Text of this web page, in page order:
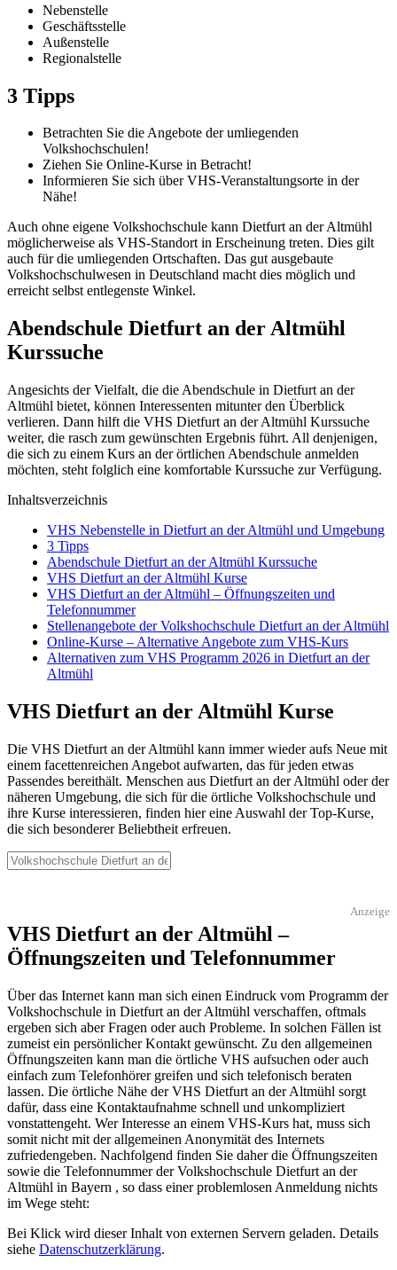
Nebenstelle
Geschäftsstelle
Außenstelle
Regionalstelle
3 Tipps
Betrachten Sie die Angebote der umliegenden
Volkshochschulen!
Ziehen Sie Online-Kurse in Betracht!
Informieren Sie sich über VHS-Veranstaltungsorte in der
Nähe!
Auch ohne eigene Volkshochschule kann Dietfurt an der Altmühl
möglicherweise als VHS-Standort in Erscheinung treten. Dies gilt
auch für die umliegenden Ortschaften. Das gut ausgebaute
Volkshochschulwesen in Deutschland macht dies möglich und
erreicht selbst entlegenste Winkel.
Abendschule Dietfurt an der Altmühl
Kurssuche
Angesichts der Vielfalt, die die Abendschule in Dietfurt an der
Altmühl bietet, können Interessenten mitunter den Überblick
verlieren. Dann hilft die VHS Dietfurt an der Altmühl Kurssuche
weiter, die rasch zum gewünschten Ergebnis führt. All denjenigen,
die sich zu einem Kurs an der örtlichen Abendschule anmelden
möchten, steht folglich eine komfortable Kurssuche zur Verfügung.
Inhaltsverzeichnis
VHS Nebenstelle in Dietfurt an der Altmühl und Umgebung
3 Tipps
Abendschule Dietfurt an der Altmühl Kurssuche
VHS Dietfurt an der Altmühl Kurse
VHS Dietfurt an der Altmühl – Öffnungszeiten und
Telefonnummer
Stellenangebote der Volkshochschule Dietfurt an der Altmühl
Online-Kurse – Alternative Angebote zum VHS-Kurs
Alternativen zum VHS Programm 2026 in Dietfurt an der
Altmühl
VHS Dietfurt an der Altmühl Kurse
Die VHS Dietfurt an der Altmühl kann immer wieder aufs Neue mit
einem facettenreichen Angebot aufwarten, das für jeden etwas
Passendes bereithält. Menschen aus Dietfurt an der Altmühl oder der
näheren Umgebung, die sich für die örtliche Volkshochschule und
ihre Kurse interessieren, finden hier eine Auswahl der Top-Kurse,
die sich besonderer Beliebtheit erfreuen.
Anzeige
VHS Dietfurt an der Altmühl –
Öffnungszeiten und Telefonnummer
Über das Internet kann man sich einen Eindruck vom Programm der
Volkshochschule in Dietfurt an der Altmühl verschaffen, oftmals
ergeben sich aber Fragen oder auch Probleme. In solchen Fällen ist
zumeist ein persönlicher Kontakt gewünscht. Zu den allgemeinen
Öffnungszeiten kann man die örtliche VHS aufsuchen oder auch
einfach zum Telefonhörer greifen und sich telefonisch beraten
lassen. Die örtliche Nähe der VHS Dietfurt an der Altmühl sorgt
dafür, dass eine Kontaktaufnahme schnell und unkompliziert
vonstattengeht. Wer Interesse an einem VHS-Kurs hat, muss sich
somit nicht mit der allgemeinen Anonymität des Internets
zufriedengeben. Nachfolgend finden Sie daher die Öffnungszeiten
sowie die Telefonnummer der Volkshochschule Dietfurt an der
Altmühl in Bayern , so dass einer problemlosen Anmeldung nichts
im Wege steht:
Bei Klick wird dieser Inhalt von externen Servern geladen. Details
siehe Datenschutzerklärung.